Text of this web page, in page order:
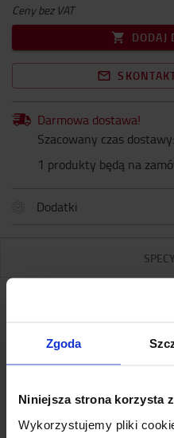
Zgoda
Niniejsza strona korzysta
Wykorzystujemy pliki
Ceny bez VAT
DODAJ
Darmowa dostawa!
Szacowany czas
1 produkty będą na
Dodatki
Czarna koszulka polo z
bawełny. Dostępna w
Specyfikacja